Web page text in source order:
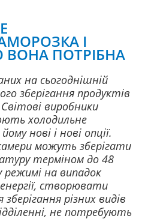
І
ВОНА ПОТРІБНА
на сьогоднішній
зберігання продуктів
виробники
холодильне
нові і нові опції.
можуть зберігати
терміном до 48
на випадок
створювати
різних видів
не потребують